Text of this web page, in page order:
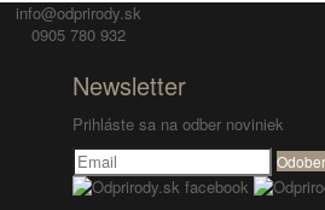
info@odprirody.sk
0905 780 932
Newsletter
Prihláste sa na odber noviniek